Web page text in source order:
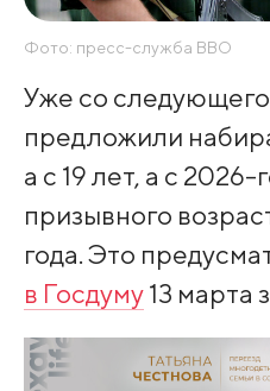
Фото: пресс-служба ВВО
Уже со
предложили
а с 19 лет, а с
призывного
года. Это
в Госдуму13 марта